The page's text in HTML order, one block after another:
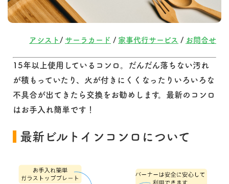
アシスト / サーラカード / 家事代行サービス / お問合せ
15年以上使用しているコンロ。だんだん落ちない汚れ
が積もっていたり、火が付きにくくなったりいろいろな
不具合が出てきたら交換をお勧めします。最新のコンロ
はお手入れ簡単です！
最新ビルトインコンロについて